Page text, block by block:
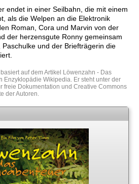
endet in einer Seilbahn, die mit einem
als die Welpen an die Elektronik
Roman, Cora und Marvin von der
der herzensgute Ronny gemeinsam
Paschulke und der Briefträgerin die
auf dem Artikel Löwenzahn - Das
Enzyklopädie Wikipedia. Er steht unter der
freie Dokumentation und Creative Commons
der Autoren.